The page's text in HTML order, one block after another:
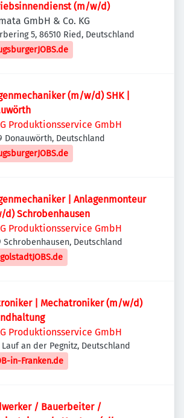
(m/w/d)
GmbH & Co. KG
5, 86510 Ried, Deutschland
(m/w/d) SHK |
Produktionsservice GmbH
Donauwörth, Deutschland
| Anlagenmonteur
d) Schrobenhausen
Produktionsservice GmbH
Schrobenhausen, Deutschland
| Mechatroniker (m/w/d)
Produktionsservice GmbH
Lauf an der Pegnitz, Deutschland
in-Franken.de
/ Bauerbeiter /